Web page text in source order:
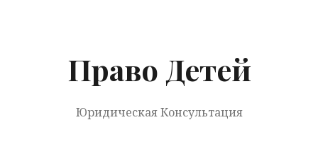
Право Детей
Юридическая Консультация